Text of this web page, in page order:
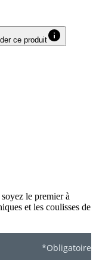
ce produit
le premier à
et les coulisses de
*Obligatoire